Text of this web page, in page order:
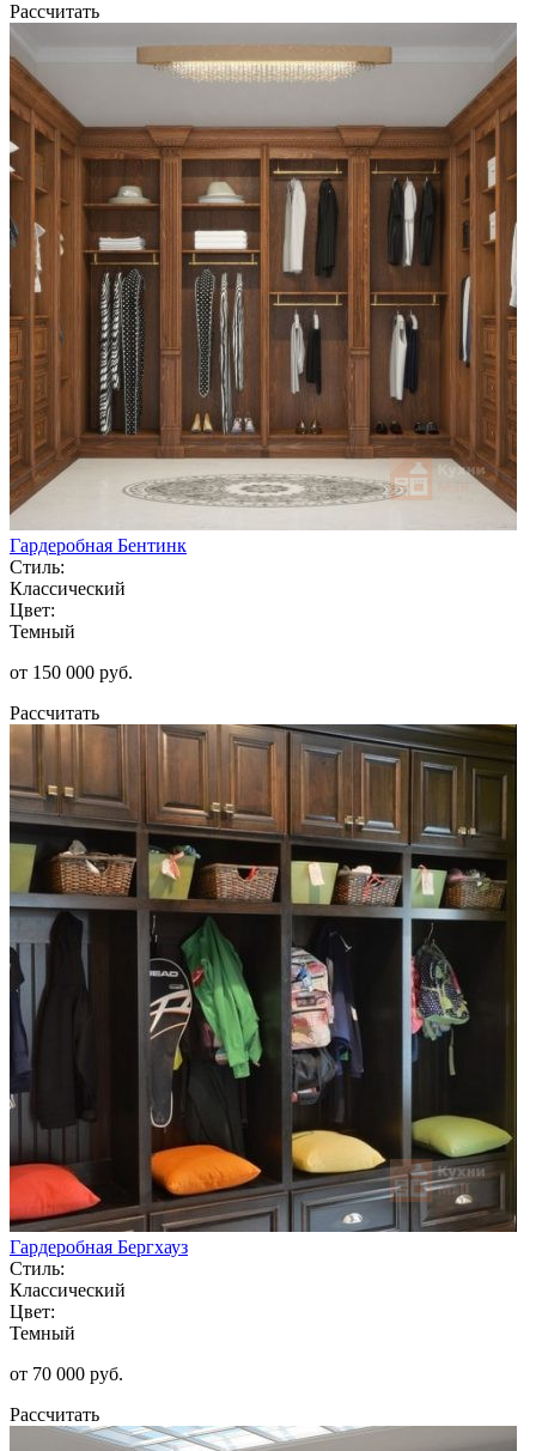
Рассчитать
Гардеробная Бентинк
Стиль:
Классический
Цвет:
Темный
от 150 000 руб.
Рассчитать
Гардеробная Бергхауз
Стиль:
Классический
Цвет:
Темный
от 70 000 руб.
Рассчитать